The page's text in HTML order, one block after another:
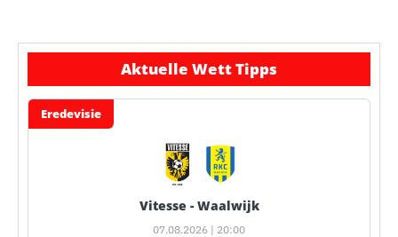
Aktuelle Wett Tipps
Eredevisie
Vitesse - Waalwijk
07.08.2026 | 20:00